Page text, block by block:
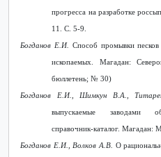
прогресса на разработке
11. С. 5-9.
Богданов Е.И. Способ промывки
ископаемых. Магадан:
бюллетень; № 30)
Богданов Е.И., Шимкун В.А.,
выпускаемые заводами
справочник-каталог. Магадан:
Богданов Е.И., Волков А.В. О